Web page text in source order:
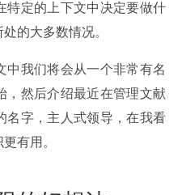
特定的上下文中决定要做什
的大多数情况。
中我们将会从一个非常有名
，然后介绍最近在管理文献
名字，主人式领导，在我看
有用。